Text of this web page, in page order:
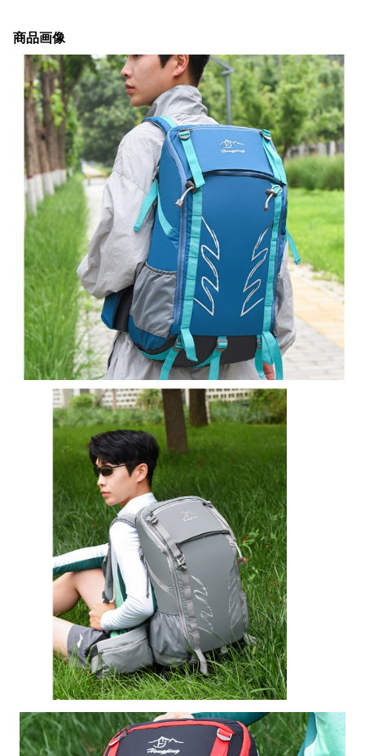
商品画像